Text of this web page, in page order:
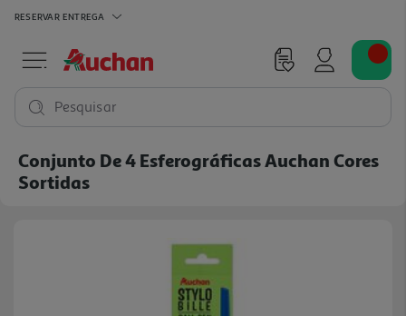
RESERVAR ENTREGA
Pesquisar
Conjunto De 4 Esferográficas Auchan Cores
Sortidas